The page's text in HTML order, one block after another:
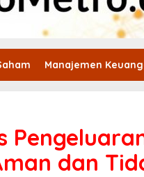
Manajemen
dan